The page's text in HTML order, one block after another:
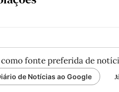
fonte preferida de
de Notícias ao Google